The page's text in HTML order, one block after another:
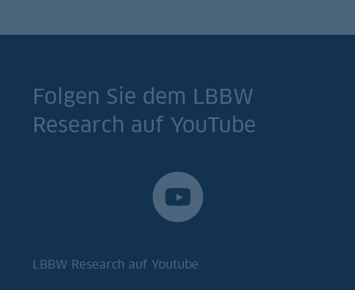
Folgen Sie dem LBBW
Research auf YouTube
LBBW Research auf Youtube